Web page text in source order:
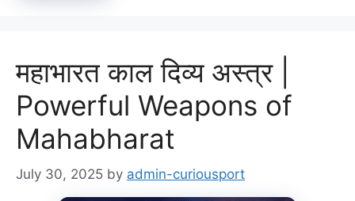
महाभारत काल दिव्य अस्त्र |
Powerful Weapons of
Mahabharat
July 30, 2025 by admin-curiousport